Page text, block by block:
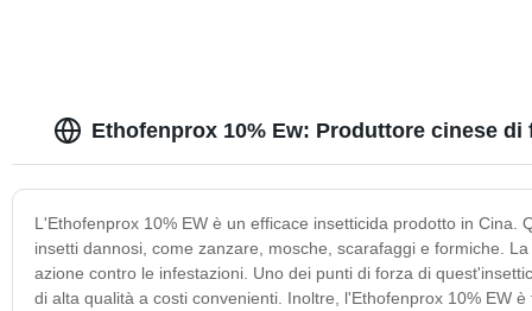
Ethofenprox 10% Ew: Produttore cinese
L'Ethofenprox 10% EW è un efficace insetticida prodotto in
insetti dannosi, come zanzare, mosche, scarafaggi e formiche.
azione contro le infestazioni. Uno dei punti di forza di
di alta qualità a costi convenienti. Inoltre, l'Ethofenprox 10% EW